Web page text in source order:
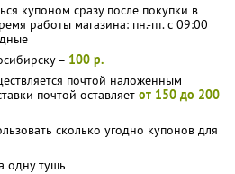
купоном сразу после покупки в
работы магазина: пн.-пт. с 09:00
– 100 р.
почтой наложенным
почтой оставляет от 150 до 200
сколько угодно купонов для
одну тушь